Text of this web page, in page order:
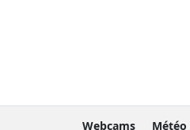
Webcams Météo